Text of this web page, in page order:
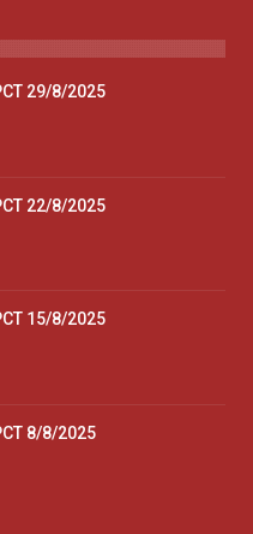
29/8/2025
22/8/2025
15/8/2025
8/8/2025